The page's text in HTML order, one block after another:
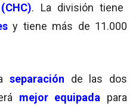
. La división tiene
y tiene más de 11.000
separación
de las dos
mejor equipada para